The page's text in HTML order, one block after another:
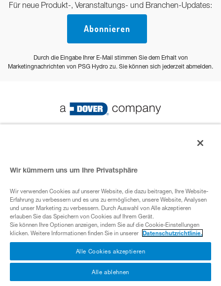
Für neue Produkt-, Veranstaltungs- und Branchen-Updates:
Abonnieren
Durch die Eingabe Ihrer E-Mail stimmen Sie dem Erhalt von
Marketingnachrichten von PSG Hydro zu. Sie können sich jederzeit abmelden.
Datenschutz-Bestimmungen
ADover- Unternehmen
Cookies
Nutzungsbedingungen
Wir kümmern uns um Ihre Privatsphäre
Wir verwenden Cookies auf unserer Website, die dazu beitragen, Ihre Website-
Erfahrung zu verbessern und es uns zu ermöglichen, unsere Website, Analysen
und unser Marketing zu verbessern. Durch Auswahl von Alle akzeptieren
erlauben Sie das Speichern von Cookies auf Ihrem Gerät.
Sie können Ihre Optionen anzeigen, indem Sie auf die Cookie-Einstellungen
klicken. Weitere Informationen finden Sie in unserer
Datenschutzrichtlinie.
Alle Cookies akzeptieren
Alle ablehnen